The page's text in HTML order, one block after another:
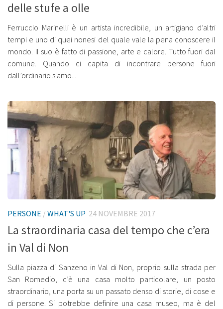
delle stufe a olle
Ferruccio Marinelli è un artista incredibile, un artigiano d’altri
tempi e uno di quei nonesi del quale vale la pena conoscere il
mondo. Il suo è fatto di passione, arte e calore. Tutto fuori dal
comune. Quando ci capita di incontrare persone fuori
dall’ordinario siamo...
PERSONE / WHAT'S UP 24 NOVEMBRE 2017
La straordinaria casa del tempo che c’era
in Val di Non
Sulla piazza di Sanzeno in Val di Non, proprio sulla strada per
San Romedio, c’è una casa molto particolare, un posto
straordinario, una porta su un passato denso di storie, di cose e
di persone. Si potrebbe definire una casa museo, ma è del